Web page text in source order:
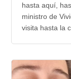
hasta aquí,
ministro de
visita hasta la